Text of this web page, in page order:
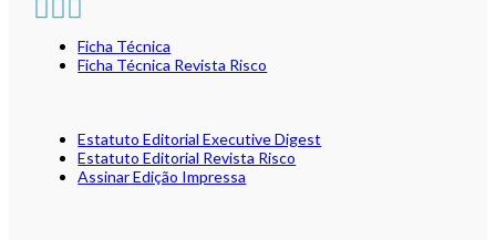
Ficha Técnica
Ficha Técnica Revista Risco
Estatuto Editorial Executive Digest
Estatuto Editorial Revista Risco
Assinar Edição Impressa